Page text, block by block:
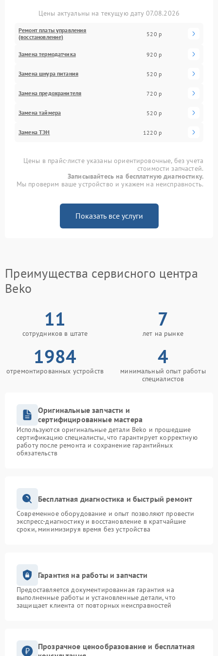
Цены актуальны на текущую дату 07.08.2026
Ремонт платы управления
(восстановление)
520 р
Замена термодатчика 920 р
Замена шнура питания 520 р
Замена предохранителя 720 р
Замена таймера 520 р
Замена ТЭН 1220 р
Цены в прайс-листе указаны ориентировочные, без учета
стоимости запчастей.
Записывайтесь на бесплатную диагностику.
Мы проверим ваше устройство и укажем на неисправность.
Показать все услуги
Преимущества сервисного центра
Beko
11
сотрудников в штате
7
лет на рынке
1984
отремонтированных устройств
4
минимальный опыт работы
специалистов
Оригинальные запчасти и
сертифицированные мастера
Используются оригинальные детали Beko и прошедшие
сертификацию специалисты, что гарантирует корректную
работу после ремонта и сохранение гарантийных
обязательств
Бесплатная диагностика и быстрый ремонт
Современное оборудование и опыт позволяют провести
экспресс-диагностику и восстановление в кратчайшие
сроки, минимизируя время без устройства
Гарантия на работы и запчасти
Предоставляется документированная гарантия на
выполненные работы и установленные детали, что
защищает клиента от повторных неисправностей
Прозрачное ценообразование и бесплатная